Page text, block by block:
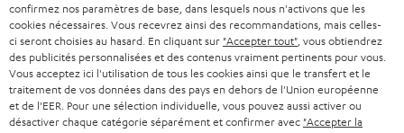
w
s
l
e
SMART HOME
BLUETOOTH
CASQUES AUDIO
B2B
BLOG
NEWSLETTER
SUISSE
PAYS-BAS
confirmez nos paramètres de base, dans lesquels nous n'activons que les
cookies nécessaires. Vous recevrez ainsi des recommandations, mais celles-
ci seront choisies au hasard. En cliquant sur "Accepter tout" , vous obtiendrez
des publicités personnalisées et des contenus vraiment pertinents pour vous.
Vous acceptez ici l'utilisation de tous les cookies ainsi que le transfert et le
traitement de vos données dans des pays en dehors de l'Union européenne
et de l'EER. Pour une sélection individuelle, vous pouvez aussi activer ou
désactiver chaque catégorie séparément et confirmer avec "Accepter la